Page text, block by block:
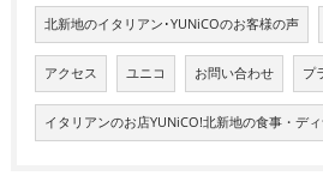
北新地のイタリアン･YUNiCOのお客様の声
アクセス ユニコ お問い合わせ プ
イタリアンのお店YUNiCO!北新地の食事・デ